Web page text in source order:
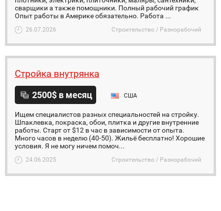
сварщики а также помощники. Полный рабочий график
Опыт работы в Америке обязательно. Работа ...
26.07.2026 Строительство / Разнорабочий
Стройка внутрянка
2500$ в месяц США
Ищем специалистов разных специальностей на стройку.
Шпаклевка, покраска, обои, плитка и другие внутренние
работы. Старт от $12 в час в зависимости от опыта.
Много часов в неделю (40-50). Жильё бесплатно! Хорошие
условия. Я не могу ничем помоч...
24.06.2025 Строительство / Разнорабочий